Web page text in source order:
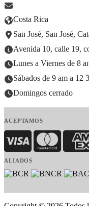
Costa Rica
San José, San José,
Avenida 10, calle 19,
Lunes a Viernes de 8
Sábados de 9 am a 12
Domingos cerrado
ACEPTAMOS
Visa
ALIADOS